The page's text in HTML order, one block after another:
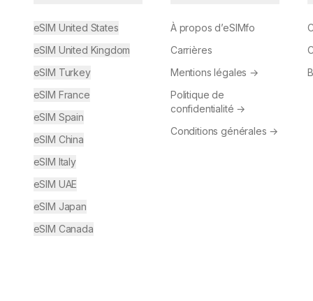
eSIM United States
eSIM United Kingdom
eSIM Turkey
eSIM France
eSIM Spain
eSIM China
eSIM Italy
eSIM UAE
eSIM Japan
eSIM Canada
À propos d’eSIMfo
Carrières
Mentions légales →
Politique de
confidentialité →
Conditions générales →